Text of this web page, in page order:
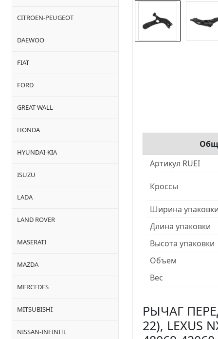
CITROEN-PEUGEOT
DAEWOO
FIAT
FORD
GREAT WALL
HONDA
HYUNDAI-KIA
ISUZU
LADA
LAND ROVER
MASERATI
MAZDA
MERCEDES
MITSUBISHI
NISSAN-INFINITI
Артикул RUEI
Кроссы
Ширина
Длина упаковки
Высота упаковки
Объем
Вес
РЫЧАГ
22), LEXUS